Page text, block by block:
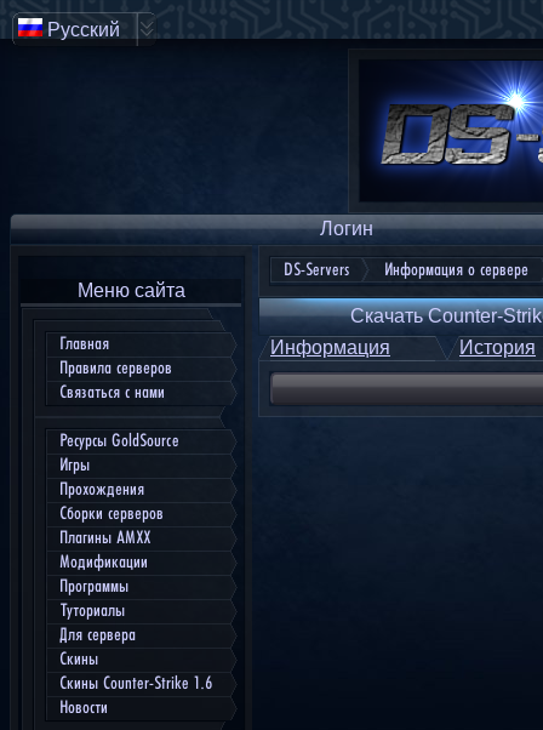
Логин
Меню сайта
Главная
Правила серверов
Связаться с нами
Ресурсы GoldSource
Игры
Прохождения
Сборки серверов
Плагины AMXX
Модификации
Программы
Туториалы
Для сервера
Скины
Скины Counter-Strike 1.6
Новости
DS-Servers Информация о сервере
Скачать Counter-
Информация
История
Русский